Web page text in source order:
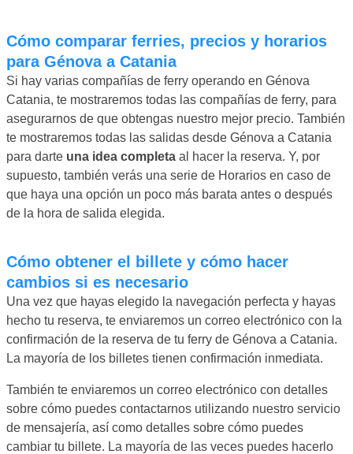
Cómo comparar ferries, precios y horarios
para Génova a Catania
Si hay varias compañías de ferry operando en Génova
Catania, te mostraremos todas las compañías de ferry, para
asegurarnos de que obtengas nuestro mejor precio. También
te mostraremos todas las salidas desde Génova a Catania
para darte una idea completa al hacer la reserva. Y, por
supuesto, también verás una serie de Horarios en caso de
que haya una opción un poco más barata antes o después
de la hora de salida elegida.
Cómo obtener el billete y cómo hacer
cambios si es necesario
Una vez que hayas elegido la navegación perfecta y hayas
hecho tu reserva, te enviaremos un correo electrónico con la
confirmación de la reserva de tu ferry de Génova a Catania.
La mayoría de los billetes tienen confirmación inmediata.
También te enviaremos un correo electrónico con detalles
sobre cómo puedes contactarnos utilizando nuestro servicio
de mensajería, así como detalles sobre cómo puedes
cambiar tu billete. La mayoría de las veces puedes hacerlo